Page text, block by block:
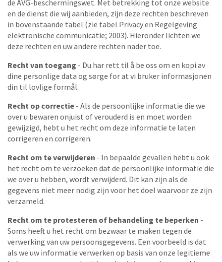
de AVG-beschermingswet. Met betrekking tot onze website
en de dienst die wij aanbieden, zijn deze rechten beschreven
in bovenstaande tabel (zie tabel Privacy en Regelgeving
elektronische communicatie; 2003). Hieronder lichten we
deze rechten en uw andere rechten nader toe.
Recht van toegang - Du har rett til å be oss om en kopi av
dine personlige data og sørge for at vi bruker informasjonen
din til lovlige formål.
Recht op correctie - Als de persoonlijke informatie die we
over u bewaren onjuist of verouderd is en moet worden
gewijzigd, hebt u het recht om deze informatie te laten
corrigeren en corrigeren.
Recht om te verwijderen - In bepaalde gevallen hebt u ook
het recht om te verzoeken dat de persoonlijke informatie die
we over u hebben, wordt verwijderd. Dit kan zijn als de
gegevens niet meer nodig zijn voor het doel waarvoor ze zijn
verzameld.
Recht om te protesteren of behandeling te beperken -
Soms heeft u het recht om bezwaar te maken tegen de
verwerking van uw persoonsgegevens. Een voorbeeld is dat
als we uw informatie verwerken op basis van onze legitieme